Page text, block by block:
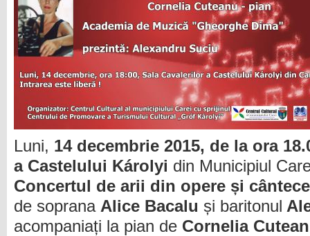
Luni, 14 decembrie 2015, de la ora
a Castelului Károlyi din Municipiul
Concertul de arii din opere și
de soprana Alice Bacalu și baritonul
acompaniați la pian de Cornelia